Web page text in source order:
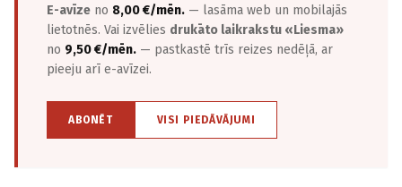
E-avīze no 8,00 €/mēn. — lasāma web un mobilajās
lietotnēs. Vai izvēlies drukāto laikrakstu «Liesma»
no 9,50 €/mēn. — pastkastē trīs reizes nedēļā, ar
pieeju arī e-avīzei.
ABONĒT VISI PIEDĀVĀJUMI